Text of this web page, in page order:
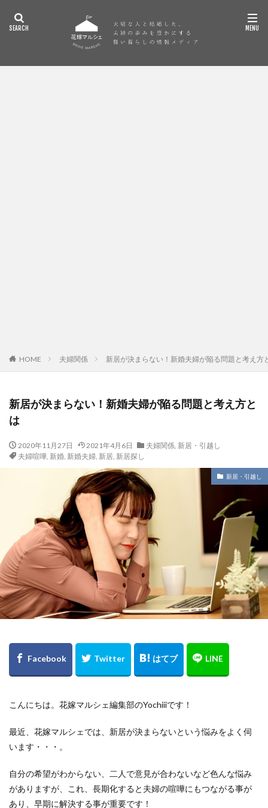
HOME 夫婦関係 新居が決まらない！新婚夫婦が陥る問題と考え方
新居が決まらない！新婚夫婦が陥る問題と考え方と
は
2020年11月27日 2021年4月6日 夫婦関係, 新居・引越し
夫婦喧嘩, 新婚, 新婚夫婦, 新居, 新居探し
新居・引越し
こんにちは。花嫁マルシェ編集部のYochiiiです！
最近、花嫁マルシェでは、新居が決まらないという悩みをよく伺
います・・・。
自分の希望がわからない、二人で意見が合わないなど色んな悩み
がありますが、これ、長期化すると夫婦の喧嘩にもつながる事が
あり、早期に解決する事が重要です！